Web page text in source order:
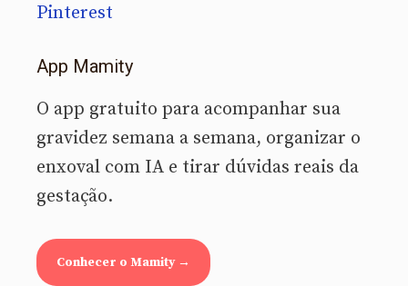
Pinterest
App Mamity
O app gratuito para acompanhar sua
gravidez semana a semana, organizar o
enxoval com IA e tirar dúvidas reais da
gestação.
Conhecer o Mamity →